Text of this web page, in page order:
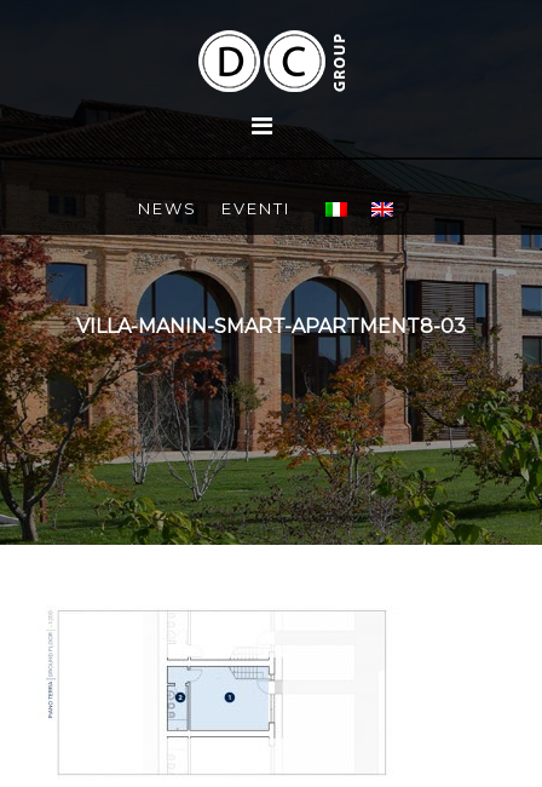
NEWS EVENTI
VILLA-MANIN-SMART-APARTMENT8-03